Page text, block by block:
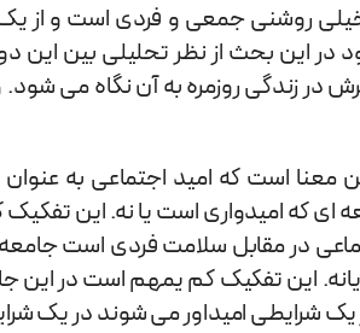
روشنی جمعی و فردی است و از یک
بحث از نظر تحلیلی بین این دو
در زندگی روزمره به آن نگاه می
است که امید اجتماعی به
جامعه ای که امیدواری است یا نه.
سلامت فردی است جامعه
این تفکیک کم یمهم است در این
شرایطی امیداور می شوند در یک